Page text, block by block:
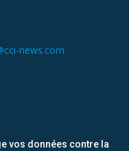
news.com
vos données contre la